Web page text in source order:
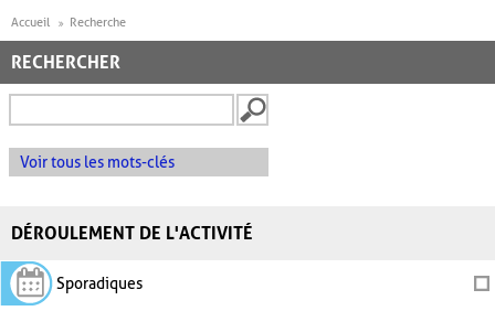
Accueil Recherche
RECHERCHER
Voir tous les mots-clés
DÉROULEMENT DE L'ACTIVITÉ
Sporadiques